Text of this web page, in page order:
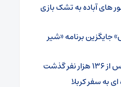
های آباده به تشک بازی
جایگزین برنامه «شیر
گذشت
به سفر کربلا